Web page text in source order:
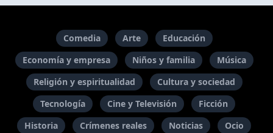
Comedia Arte
Educación
Economía y empresa
Niños y familia
Música
Religión y espiritualidad
Cultura y sociedad
Tecnología
Cine y Televisión
Ficción
Historia
Crímenes reales Noticias
Ocio